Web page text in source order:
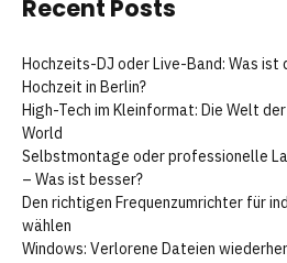
Recent Posts
Hochzeits-DJ oder Live-Band: Was
Hochzeit in Berlin?
High-Tech im Kleinformat: Die Welt
World
Selbstmontage oder professionelle
– Was ist besser?
Den richtigen Frequenzumrichter für
wählen
Windows: Verlorene Dateien